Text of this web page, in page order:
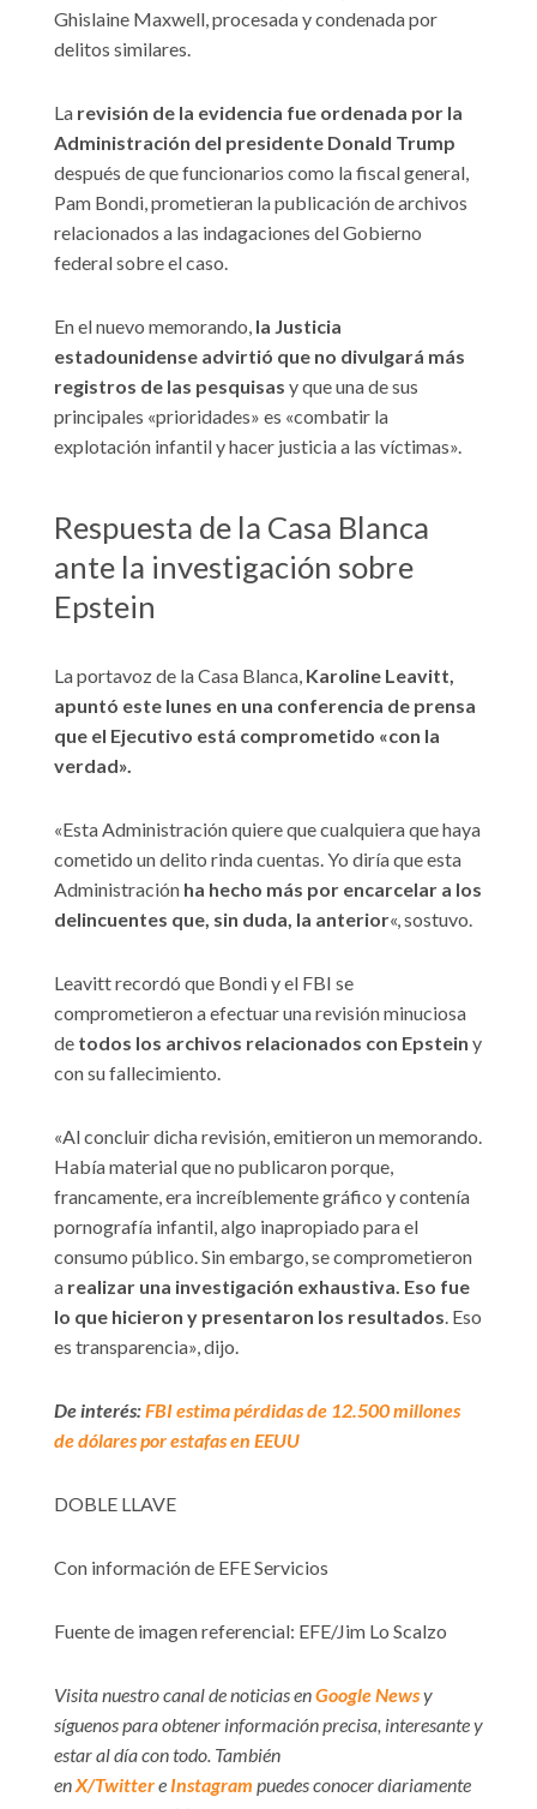
Ghislaine Maxwell, procesada y condenada por
delitos similares.
La revisión de la evidencia fue ordenada por la
Administración del presidente Donald Trump
después de que funcionarios como la fiscal general,
Pam Bondi, prometieran la publicación de archivos
relacionados a las indagaciones del Gobierno
federal sobre el caso.
En el nuevo memorando, la Justicia
estadounidense advirtió que no divulgará más
registros de las pesquisas y que una de sus
principales «prioridades» es «combatir la
explotación infantil y hacer justicia a las víctimas».
Respuesta de la Casa Blanca
ante la investigación sobre
Epstein
La portavoz de la Casa Blanca, Karoline Leavitt,
apuntó este lunes en una conferencia de prensa
que el Ejecutivo está comprometido «con la
verdad».
«Esta Administración quiere que cualquiera que haya
cometido un delito rinda cuentas. Yo diría que esta
Administración ha hecho más por encarcelar a los
delincuentes que, sin duda, la anterior«, sostuvo.
Leavitt recordó que Bondi y el FBI se
comprometieron a efectuar una revisión minuciosa
de todos los archivos relacionados con Epstein y
con su fallecimiento.
«Al concluir dicha revisión, emitieron un memorando.
Había material que no publicaron porque,
francamente, era increíblemente gráfico y contenía
pornografía infantil, algo inapropiado para el
consumo público. Sin embargo, se comprometieron
a realizar una investigación exhaustiva. Eso fue
lo que hicieron y presentaron los resultados. Eso
es transparencia», dijo.
De interés:FBI estima pérdidas de 12.500 millones
de dólares por estafas en EEUU
DOBLE LLAVE
Con información de EFE Servicios
Fuente de imagen referencial: EFE/Jim Lo Scalzo
Visita nuestro canal de noticias enGoogle Newsy
síguenos para obtener información precisa, interesante y
estar al día con todo. También
enX/Twittere Instagram puedes conocer diariamente